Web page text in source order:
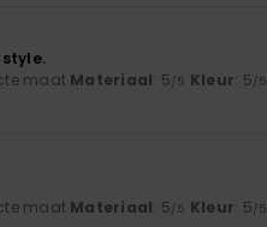
maat Materiaal: 5/5 Kleur: 5/5
maat Materiaal: 5/5 Kleur: 5/5